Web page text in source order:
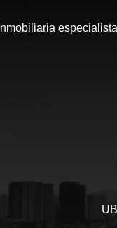
Inmobiliaria